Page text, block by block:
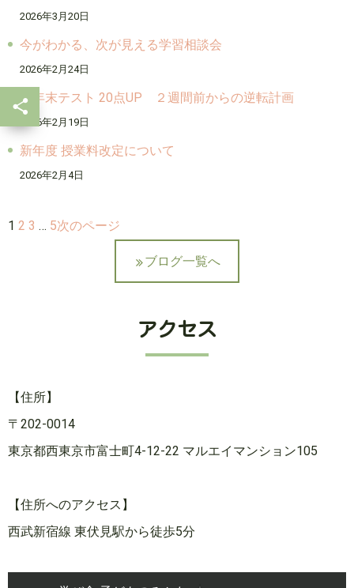
2026年3月20日
今がわかる、次が見える学習相談会
2026年2月24日
学年末テスト 20点UP ２週間前からの逆転計画
2026年2月19日
新年度 授業料改定について
2026年2月4日
1 2 3 … 5次のページ
ブログ一覧へ
アクセス
【住所】
〒202-0014
東京都西東京市富士町4-12-22 マルエイマンション105
【住所へのアクセス】
西武新宿線 東伏見駅から徒歩5分